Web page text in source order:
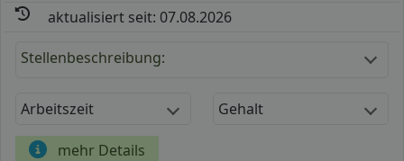
aktualisiert seit: 07.08.2026
Stellenbeschreibung:
Arbeitszeit Gehalt
mehr Details